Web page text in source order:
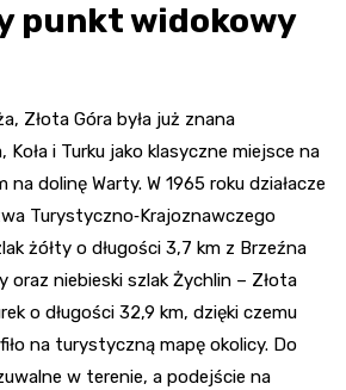
punkt widokowy
Złota Góra była już znana
Koła i Turku jako klasyczne miejsce na
dolinę Warty. W 1965 roku działacze
Turystyczno‑Krajoznawczego
żółty o długości 3,7 km z Brzeźna
oraz niebieski szlak Żychlin – Złota
o długości 32,9 km, dzięki czemu
na turystyczną mapę okolicy. Do
w terenie, a podejście na